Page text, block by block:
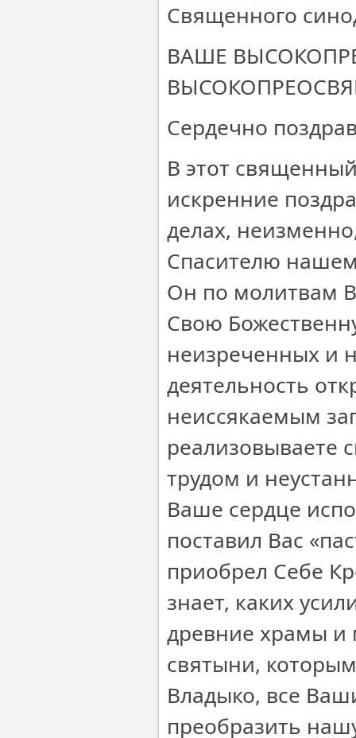
Священного
ВАШЕ
Сердечно
В этот
искренние
делах,
Спасителю
Он по молитвам
Свою
неизреченных и
деятельность
неиссякаемым
реализовываете
трудом и
Ваше сердце
поставил Вас
приобрел Себе
знает, каких
древние храмы и
святыни,
Владыко, все
преобразить